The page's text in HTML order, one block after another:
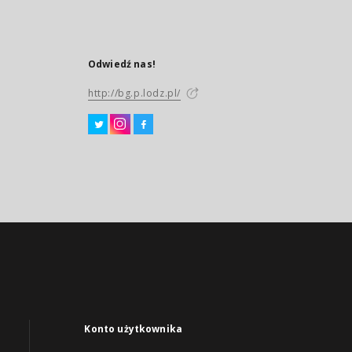
Odwiedź nas!
http://bg.p.lodz.pl/
Konto użytkownika